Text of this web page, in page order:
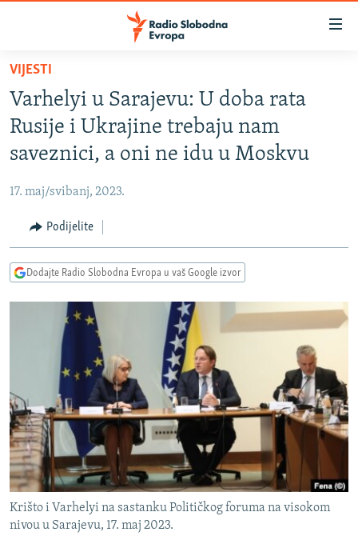
Pređite
glavni
sadržaj
na
glavnu
navigaciju
Pređite
na
pretragu
VIJESTI
BOSNA I HERCEGOVINA
SRBIJA
CRNA GORA
VIZUELNO
INFOGRAFIKE
RAT U UKRAJINI
KINA NA BALKANU
RSE PRIČE IZ SVIJETA
ISPRIČAJ MI
DNEVNO@RSE
SPECIJALI RSE
VIŠE OD NASLOVA
GENOCID U SREBRENICI
POPLAVE I KLIZIŠTA U BIH 2024.
PRATITE NAS
VIJESTI
Varhelyi u Sarajevu: U doba rata
Rusije i Ukrajine trebaju nam
saveznici, a oni ne idu u Moskvu
17. maj/svibanj, 2023.
Podijelite
Dodajte Radio Slobodna Evropa u vaš Google izvor
Krišto i Varhelyi na sastanku Političkog foruma na visokom
nivou u Sarajevu, 17. maj 2023.